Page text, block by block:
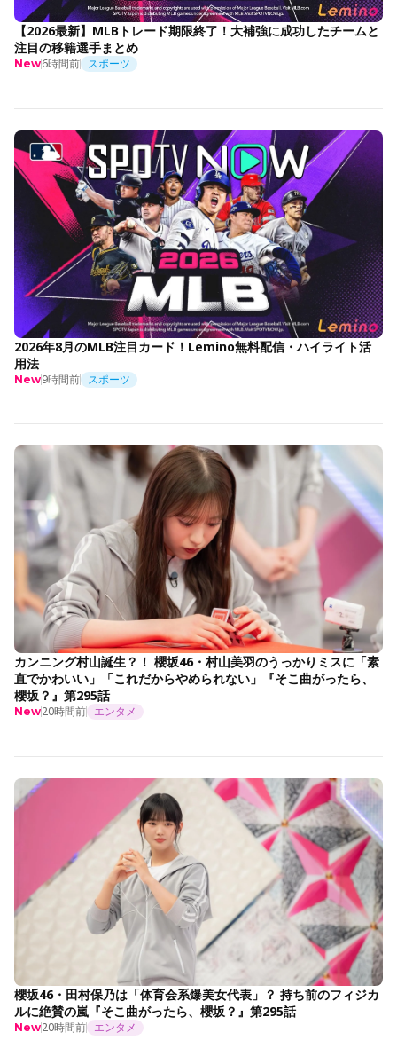
【2026最新】MLBトレード期限終了！大補強に成功したチームと
注目の移籍選手まとめ
New6時間前 スポーツ
2026年8月のMLB注目カード！Lemino無料配信・ハイライト活
用法
New9時間前 スポーツ
カンニング村山誕生？！ 櫻坂46・村山美羽のうっかりミスに「素
直でかわいい」「これだからやめられない」『そこ曲がったら、
櫻坂？』第295話
New20時間前 エンタメ
櫻坂46・田村保乃は「体育会系爆美女代表」？ 持ち前のフィジカ
ルに絶賛の嵐『そこ曲がったら、櫻坂？』第295話
New20時間前 エンタメ